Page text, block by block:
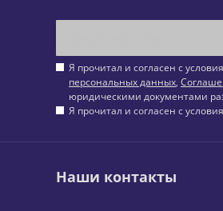
Я прочитал и согласен с
персональных данных,
юридическими документами
Я прочитал и согласен с
Наши контакты